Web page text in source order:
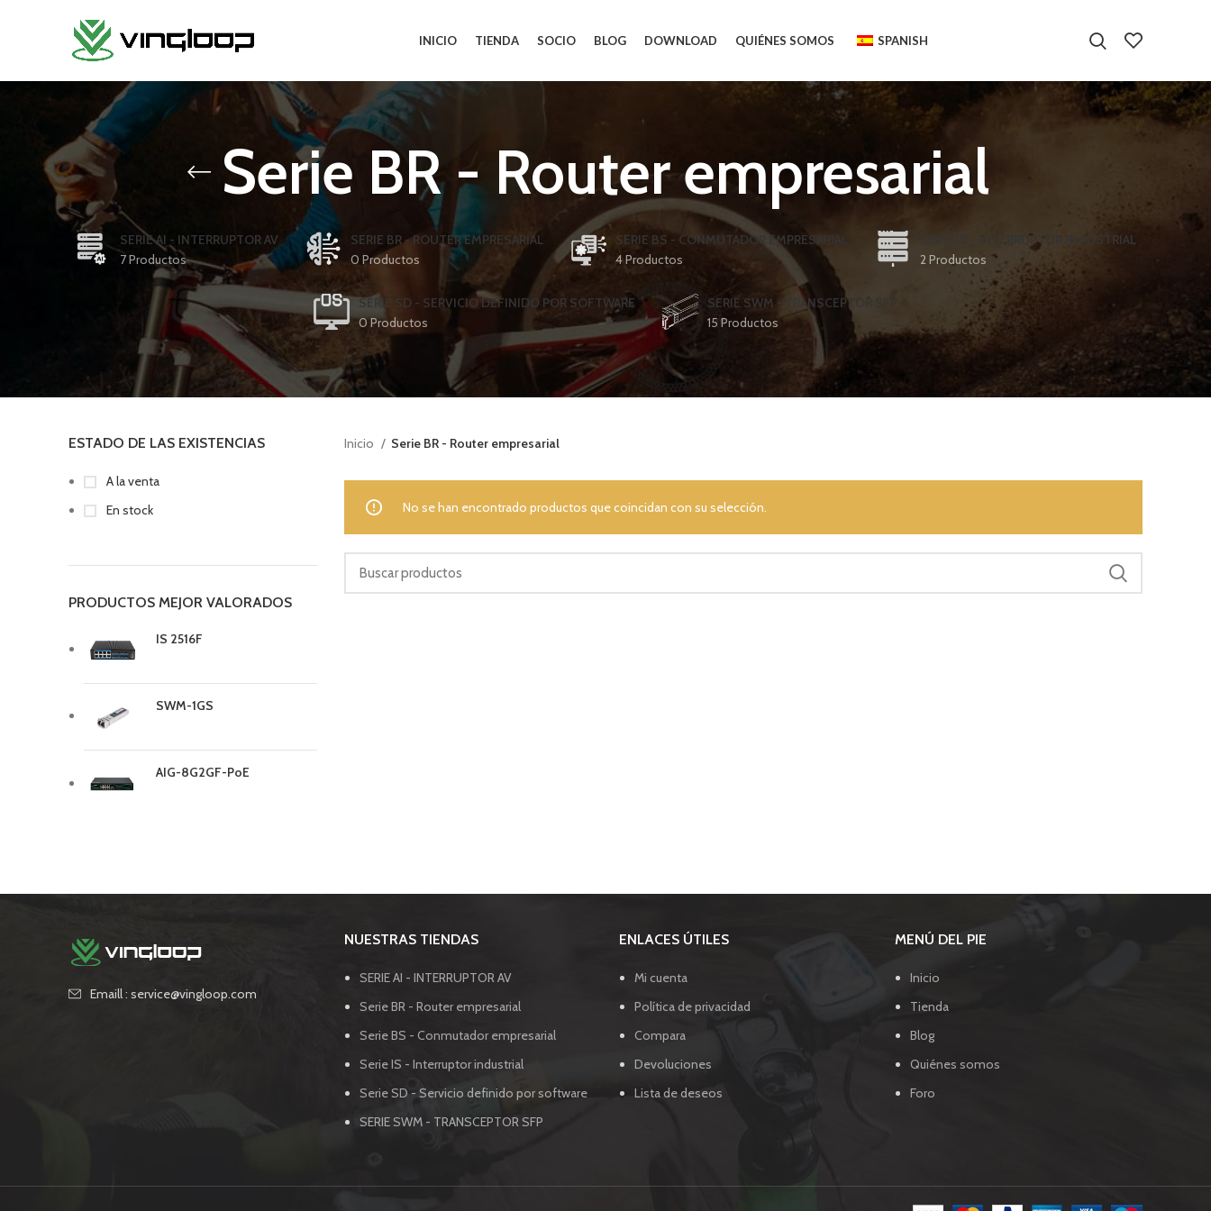
INICIO TIENDA SOCIO BLOG DOWNLOAD QUIÉNES SOMOS SPANISH
Serie BR - Router empresarial
SERIE AI - INTERRUPTOR AV
7 Productos
SERIE BR - ROUTER EMPRESARIAL
0 Productos
SERIE BS - CONMUTADOR EMPRESARIAL
4 Productos
SERIE IS - INTERRUPTOR INDUSTRIAL
2 Productos
SERIE SD - SERVICIO DEFINIDO POR SOFTWARE
0 Productos
SERIE SWM - TRANSCEPTOR SFP
15 Productos
ESTADO DE LAS EXISTENCIAS
A la venta
En stock
PRODUCTOS MEJOR VALORADOS
IS 2516F
SWM-1GS
AIG-8G2GF-PoE
Inicio Serie BR - Router empresarial
No se han encontrado productos que coincidan con su selección.
Emaill : service@vingloop.com
NUESTRAS TIENDAS
SERIE AI - INTERRUPTOR AV
Serie BR - Router empresarial
Serie BS - Conmutador empresarial
Serie IS - Interruptor industrial
Serie SD - Servicio definido por software
SERIE SWM - TRANSCEPTOR SFP
ENLACES ÚTILES
Mi cuenta
Política de privacidad
Compara
Devoluciones
Lista de deseos
MENÚ DEL PIE
Inicio
Tienda
Blog
Quiénes somos
Foro